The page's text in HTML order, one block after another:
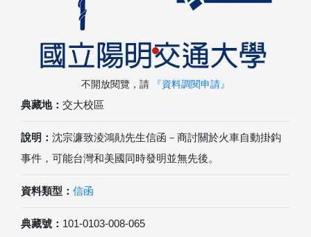
典藏地： 交大校區
說明： 沈宗濂致淩鴻勛先生信函－商討關於火車自動掛鈎
事件，可能台灣和美國同時發明並無先後。
資料類型： 信函
典藏號： 101-0103-008-065
不開放閱覽，請 『資料調閱申請』